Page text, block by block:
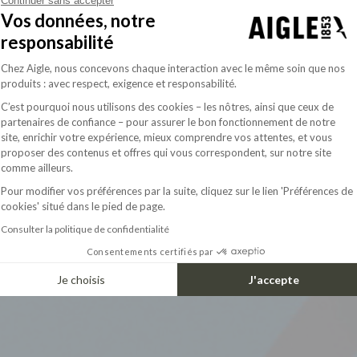
Vos données, notre
responsabilité
Plateforme de Gestion du Consentement :
Chez Aigle, nous concevons chaque interaction avec le même soin que nos
produits : avec respect, exigence et responsabilité.
C’est pourquoi nous utilisons des cookies – les nôtres, ainsi que ceux de
partenaires de confiance – pour assurer le bon fonctionnement de notre
site, enrichir votre expérience, mieux comprendre vos attentes, et vous
proposer des contenus et offres qui vous correspondent, sur notre site
comme ailleurs.
Pour modifier vos préférences par la suite, cliquez sur le lien 'Préférences de
cookies' situé dans le pied de page.
Consulter la politique de confidentialité
Consentements certifiés par
Je choisis J'accepte
Axeptio consent